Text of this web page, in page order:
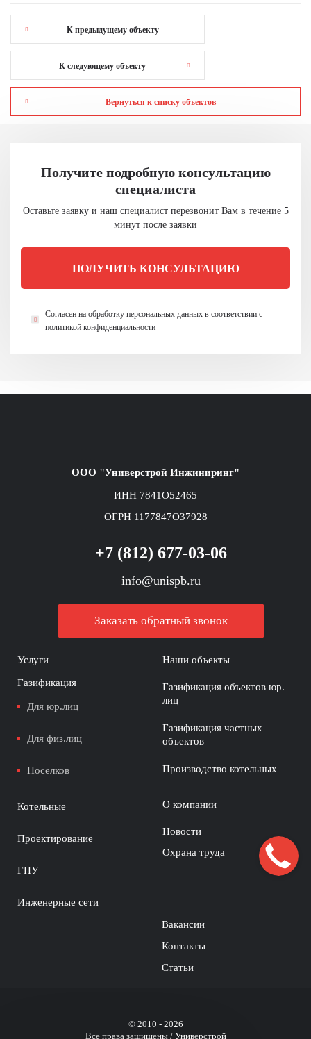
К предыдущему объекту
Вернуться к списку объектов
К следующему объекту
Получите подробную консультацию
специалиста
Оставьте заявку и наш специалист перезвонит Вам в течение 5
минут после заявки
ПОЛУЧИТЬ КОНСУЛЬТАЦИЮ
Согласен на обработку персональных данных в соответствии с
политикой конфиденциальности
Услуги
Газификация
Для юр.лиц
Для физ.лиц
Поселков
Котельные
Проектирование
ГПУ
Инженерные сети
Наши объекты
Газификация объектов юр.
лиц
Газификация частных
объектов
Производство котельных
О компании
Новости
Охрана труда
Вакансии
Контакты
Статьи
ООО "Универстрой Инжиниринг"
ИНН 7841O52465
ОГРН 1177847O37928
+7 (812) 677-03-06
info@unispb.ru
Заказать обратный звонок
© 2010 - 2026
Все права защищены / Универстрой